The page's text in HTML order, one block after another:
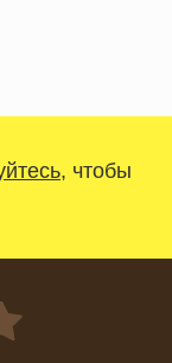
, чтобы